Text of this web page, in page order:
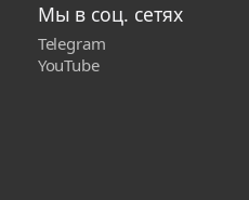
Мы в соц. сетях
Telegram
YouTube